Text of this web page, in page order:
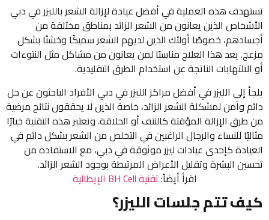
تستهدف هذه العملية في أفضل عيادة لإزالة الشعر بالليزر في دبي
الأشخاص الذين يعانون من الشعر الزائد بمناطق مختلفة من
أجسادهم، خصوصًا أولئك الذين لديهم الشعر سميكًا وخشنًا بشكل
مزعج. يعد هذا العلاج مناسبًا لمن يعانون من مشاكل مثل النتوءات
أو الالتهابات الناتجة عن استخدام الطرق التقليدية.
يلجأ إلى الليزر في أفضل مراكز الليزر في دبي الأفراد الباحثون عن حل
دائم وآمن لمشكلة الشعر الزائد، خاصة الذين لا يحققون نتائج مرضية
من طرق الإزالة المؤقتة كالنتف أو الحلاقة. وتعتبر هذه التقنية خيارًا
مثاليًا للنساء والرجال الراغبين في التخلص من الشعر بشكل دائم في
العيادة كإحدى عيادات ليزر موثوقة في دبي، مع الاستفادة من
تحسين البشرة وتقليل الأعراض المرتبطة بوجود الشعر الزائد.
اقرأ أيضاً:تقنية BH Cell الإيطالية
كيف تتم جلسات الليزر؟